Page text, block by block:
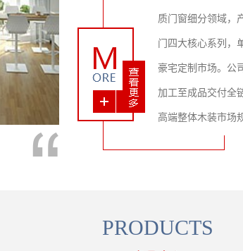
质门窗细分领域，
门四大核心系列，
豪宅定制市场。公
加工至成品交付全
高端整体木装市场
PRODUCTS